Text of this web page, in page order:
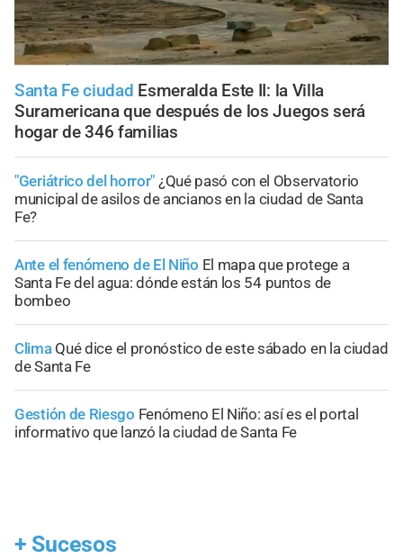
Santa Fe ciudad Esmeralda Este II: la Villa
Suramericana que después de los Juegos será
hogar de 346 familias
"Geriátrico del horror" ¿Qué pasó con el Observatorio
municipal de asilos de ancianos en la ciudad de Santa
Fe?
Ante el fenómeno de El Niño El mapa que protege a
Santa Fe del agua: dónde están los 54 puntos de
bombeo
Clima Qué dice el pronóstico de este sábado en la ciudad
de Santa Fe
Gestión de Riesgo Fenómeno El Niño: así es el portal
informativo que lanzó la ciudad de Santa Fe
+ Sucesos